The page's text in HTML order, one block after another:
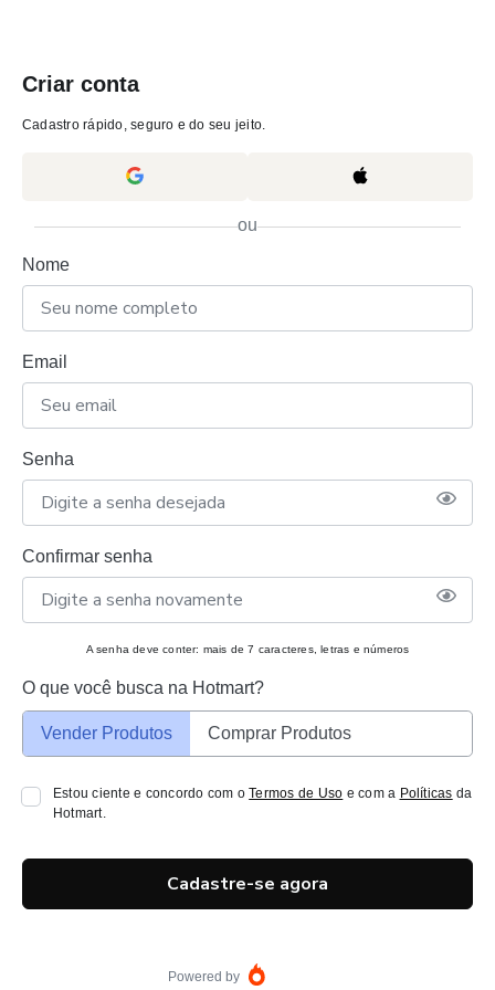
Criar conta
Cadastro rápido, seguro e do seu jeito.
ou
Nome
Email
Senha
Confirmar senha
A senha deve conter: mais de 7 caracteres, letras e números
O que você busca na Hotmart?
Vender Produtos Comprar Produtos
Estou ciente e concordo com oTermos de Uso e com a Políticas da
Hotmart.
Cadastre-se agora
Powered by